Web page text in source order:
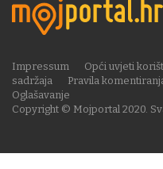
Copyright © Mojportal 2020.
Impressum Opći uvjeti
sadržaja
Pravila
Oglašavanje